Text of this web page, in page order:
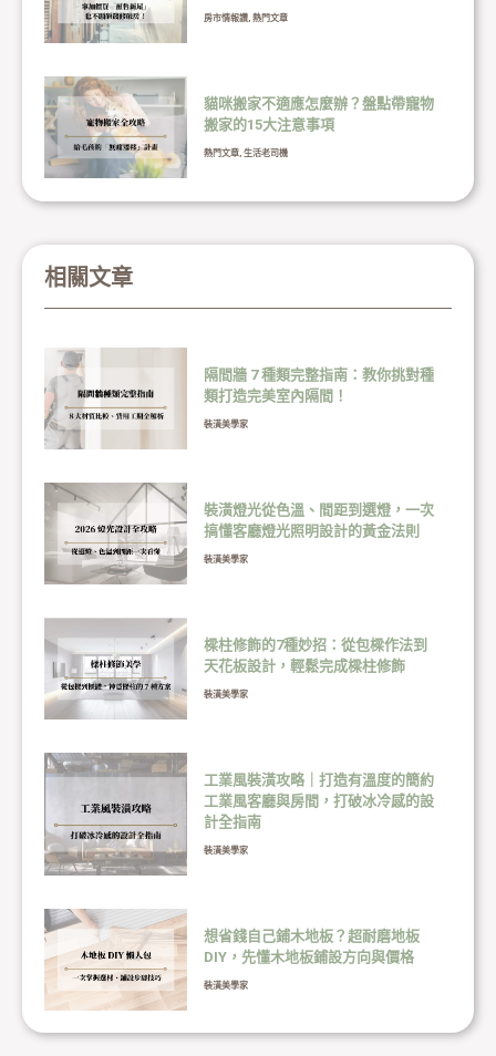
房市情報讚, 熱門文章
貓咪搬家不適應怎麼辦？盤點帶寵物
搬家的15大注意事項
熱門文章, 生活老司機
相關文章
隔間牆 7 種類完整指南：教你挑對種
類打造完美室內隔間！
裝潢美學家
裝潢燈光從色溫、間距到選燈，一次
搞懂客廳燈光照明設計的黃金法則
裝潢美學家
樑柱修飾的7種妙招：從包樑作法到
天花板設計，輕鬆完成樑柱修飾
裝潢美學家
工業風裝潢攻略｜打造有溫度的簡約
工業風客廳與房間，打破冰冷感的設
計全指南
裝潢美學家
想省錢自己鋪木地板？超耐磨地板
DIY，先懂木地板鋪設方向與價格
裝潢美學家